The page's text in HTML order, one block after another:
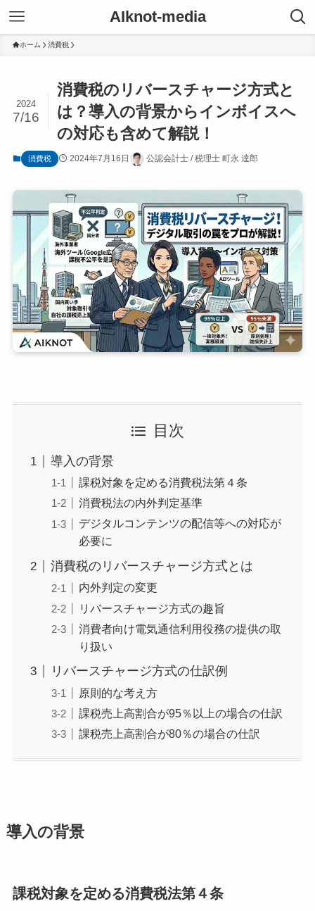
AIknot-media
ホーム 消費税
消費税のリバースチャージ方式と
は？導入の背景からインボイスへ
の対応も含めて解説！
2024
7/16
消費税 2024年7月16日 公認会計士 / 税理士 町永 達郎
目次
導入の背景
課税対象を定める消費税法第４条
消費税法の内外判定基準
デジタルコンテンツの配信等への対応が
必要に
消費税のリバースチャージ方式とは
内外判定の変更
リバースチャージ方式の趣旨
消費者向け電気通信利用役務の提供の取
り扱い
リバースチャージ方式の仕訳例
原則的な考え方
課税売上高割合が95％以上の場合の仕訳
課税売上高割合が80％の場合の仕訳
導入の背景
課税対象を定める消費税法第４条